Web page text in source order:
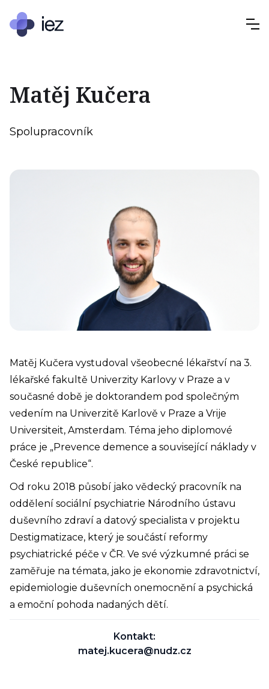
Matěj Kučera
Spolupracovník
Matěj Kučera vystudoval všeobecné lékařství na 3.
lékařské fakultě Univerzity Karlovy v Praze a v
současné době je doktorandem pod společným
vedením na Univerzitě Karlově v Praze a Vrije
Universiteit, Amsterdam. Téma jeho diplomové
práce je „Prevence demence a související náklady v
České republice“.
Od roku 2018 působí jako vědecký pracovník na
oddělení sociální psychiatrie Národního ústavu
duševního zdraví a datový specialista v projektu
Destigmatizace, který je součástí reformy
psychiatrické péče v ČR. Ve své výzkumné práci se
zaměřuje na témata, jako je ekonomie zdravotnictví,
epidemiologie duševních onemocnění a psychická
a emoční pohoda nadaných dětí.
Kontakt:
matej.kucera@nudz.cz